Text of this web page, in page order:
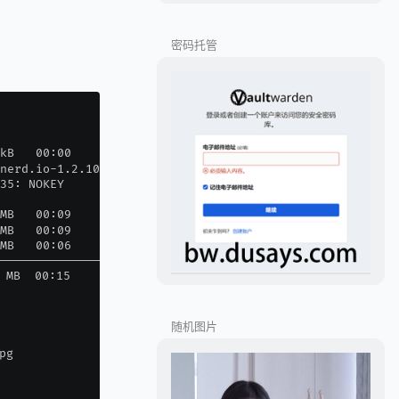
密码托管
随机图片